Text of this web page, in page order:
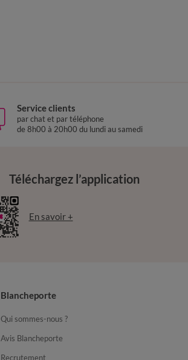
Service clients
par chat et par téléphone
de 8h00 à 20h00 du lundi au samedi
Téléchargez l’application
En savoir +
Blancheporte
Qui sommes-nous ?
Avis Blancheporte
Recrutement